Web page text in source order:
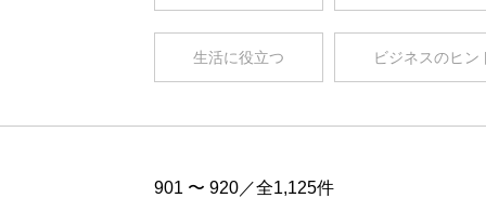
生活に役立つ ビジネスのヒン
901 〜 920／全1,125件